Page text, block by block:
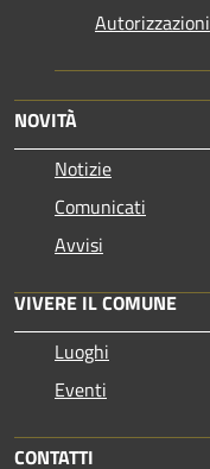
Autorizzazioni
NOVITÀ
Notizie
Comunicati
Avvisi
VIVERE IL COMUNE
Luoghi
Eventi
CONTATTI